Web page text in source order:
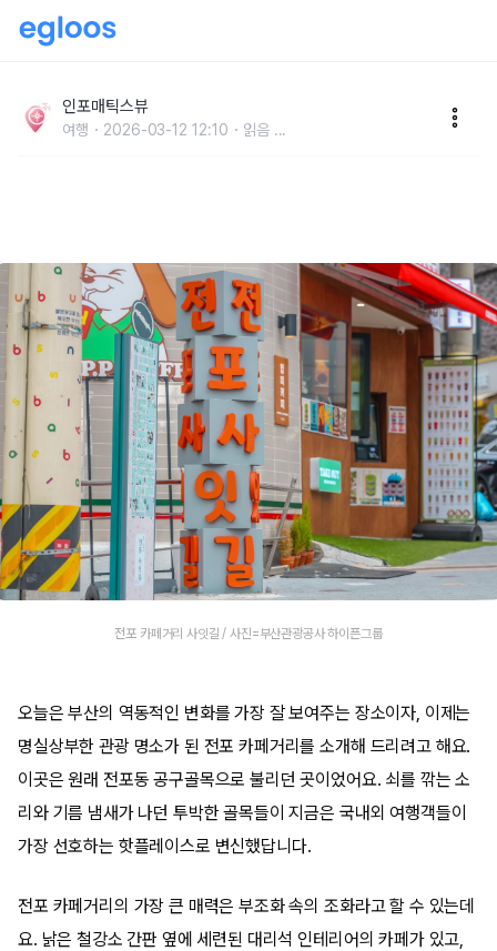
하는 4시간 압축 코스
인포매틱스뷰
여행 2026-03-12 12:10 읽음 ...
전포 카페거리 사잇길 / 사진=부산관광공사 하이픈그룹
오늘은 부산의 역동적인 변화를 가장 잘 보여주는 장소이자, 이제는
명실상부한 관광 명소가 된 전포 카페거리를 소개해 드리려고 해요.
이곳은 원래 전포동 공구골목으로 불리던 곳이었어요. 쇠를 깎는 소
리와 기름 냄새가 나던 투박한 골목들이 지금은 국내외 여행객들이
가장 선호하는 핫플레이스로 변신했답니다.
전포 카페거리의 가장 큰 매력은 부조화 속의 조화라고 할 수 있는데
요. 낡은 철강소 간판 옆에 세련된 대리석 인테리어의 카페가 있고,